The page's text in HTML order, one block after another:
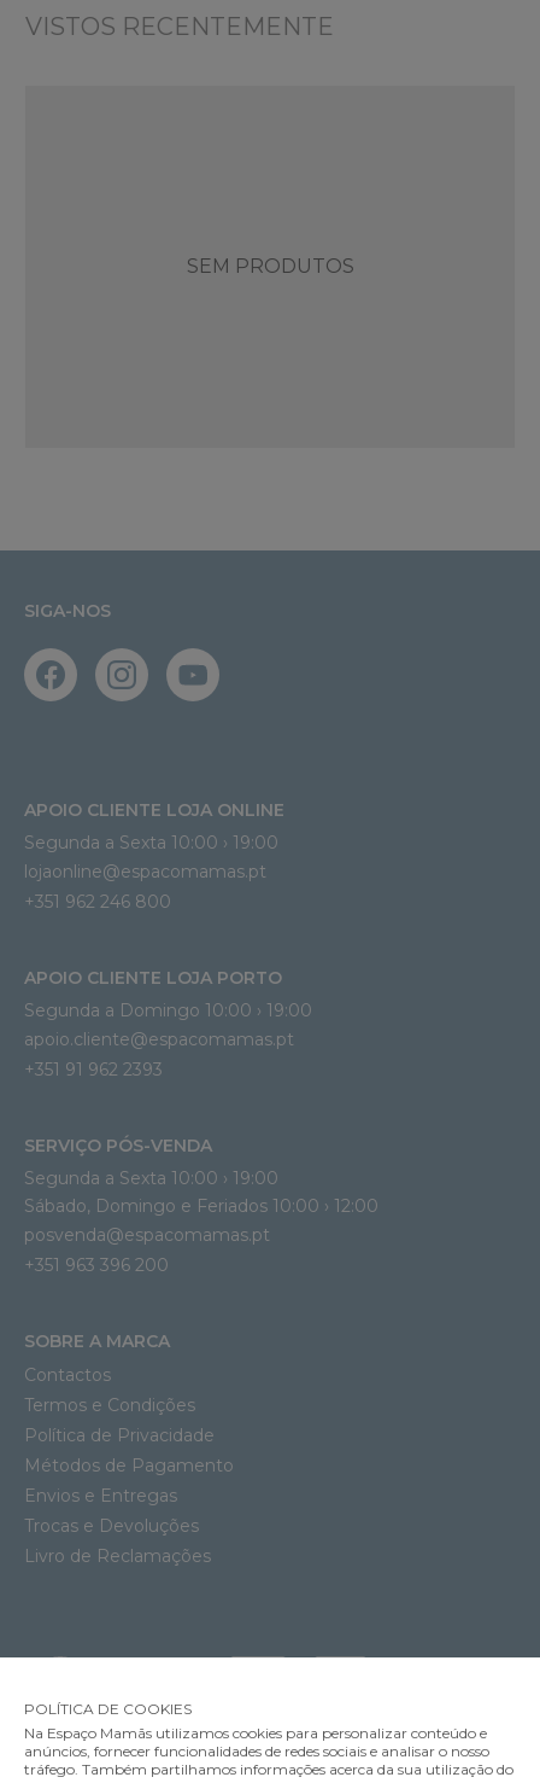
VISTOS RECENTEMENTE
SEM PRODUTOS
SIGA-NOS
APOIO CLIENTE LOJA ONLINE
Segunda a Sexta 10:00 › 19:00
lojaonline@espacomamas.pt
+351 962 246 800
APOIO CLIENTE LOJA PORTO
Segunda a Domingo 10:00 › 19:00
apoio.cliente@espacomamas.pt
+351 91 962 2393
SERVIÇO PÓS-VENDA
Segunda a Sexta 10:00 › 19:00
Sábado, Domingo e Feriados 10:00 › 12:00
posvenda@espacomamas.pt
+351 963 396 200
SOBRE A MARCA
Contactos
Termos e Condições
Política de Privacidade
Métodos de Pagamento
Envios e Entregas
Trocas e Devoluções
Livro de Reclamações
POLÍTICA DE COOKIES
Na Espaço Mamãs utilizamos cookies para personalizar conteúdo e
anúncios, fornecer funcionalidades de redes sociais e analisar o nosso
tráfego. Também partilhamos informações acerca da sua utilização do